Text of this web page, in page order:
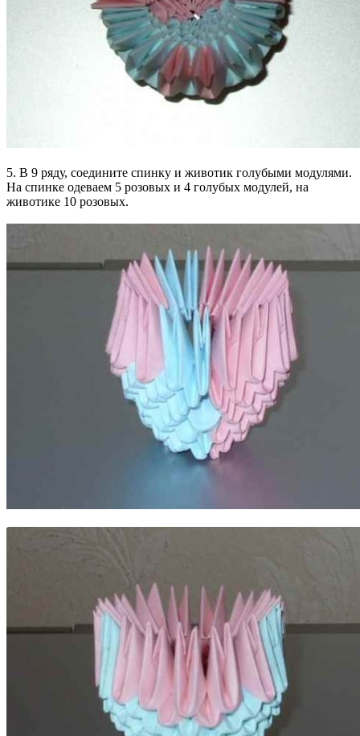
5. В 9 ряду, соедините спинку и животик голубыми модулями.
На спинке одеваем 5 розовых и 4 голубых модулей, на
животике 10 розовых.